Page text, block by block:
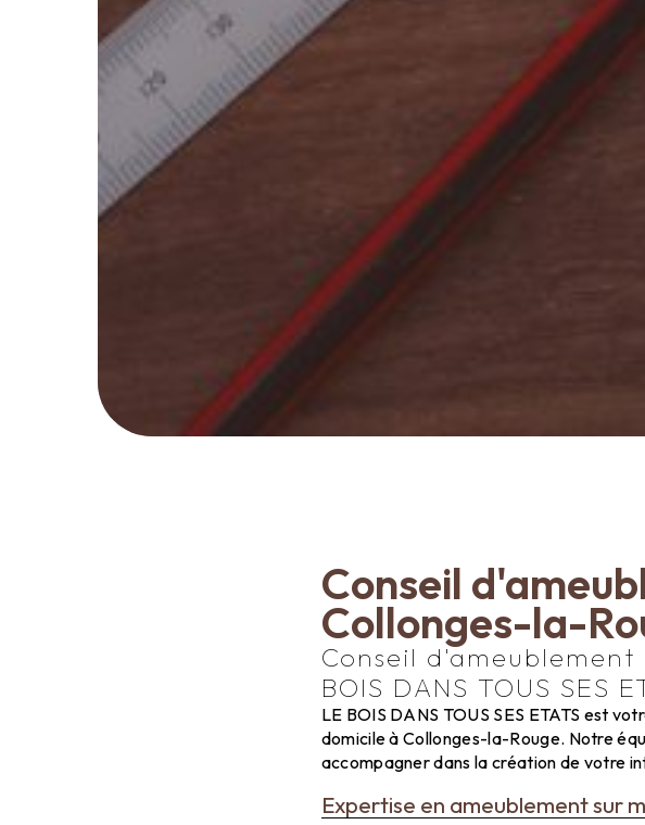
Conseil
Collonges-la-
Conseil
BOIS DANS TOUS SES
LE BOIS DANS TOUS SES ETATS est
domicile à Collonges-la-Rouge. Notre
accompagner dans la création de votre
Expertise en ameublement sur